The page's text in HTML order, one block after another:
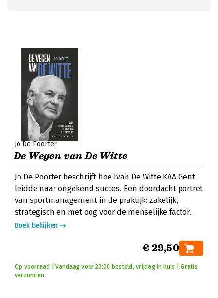
Jo De Poorter
De Wegen van De Witte
Jo De Poorter beschrijft hoe Ivan De Witte KAA Gent
leidde naar ongekend succes. Een doordacht portret
van sportmanagement in de praktijk: zakelijk,
strategisch en met oog voor de menselijke factor.
Boek bekijken
€ 29,50
Op voorraad | Vandaag voor 23:00 besteld, vrijdag in huis | Gratis
verzonden